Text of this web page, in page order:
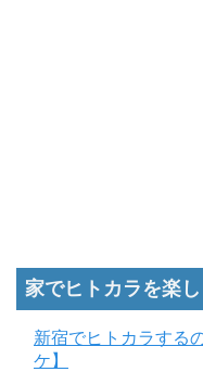
家でヒトカラを楽し
新宿でヒトカラする
ケ】